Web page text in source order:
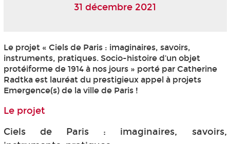
31 décembre 2021
Le projet « Ciels de Paris : imaginaires, savoirs,
instruments, pratiques. Socio-histoire d’un objet
protéiforme de 1914 à nos jours » porté par Catherine
Radtka est lauréat du prestigieux appel à projets
Emergence(s) de la ville de Paris !
Le projet
Ciels de Paris : imaginaires, savoirs,